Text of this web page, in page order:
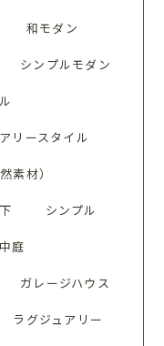
和モダン
シンプルモダン
リースタイル
素材）
シンプル
庭
ガレージハウス
ラグジュアリー